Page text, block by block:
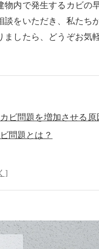
内で発生するカビの
をいただき、私たち
したら、どうぞお気
ビ問題を増加させる原
問題とは？